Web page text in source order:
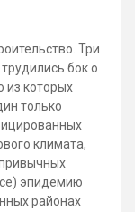
Три
бок о
из которых
только
климата,
привычных
эпидемию
районах